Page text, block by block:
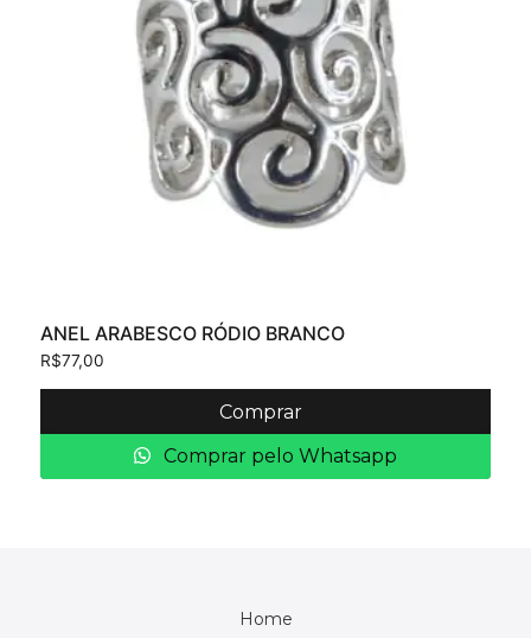
ANEL ARABESCO RÓDIO BRANCO
R$77,00
Comprar
Comprar pelo Whatsapp
Home